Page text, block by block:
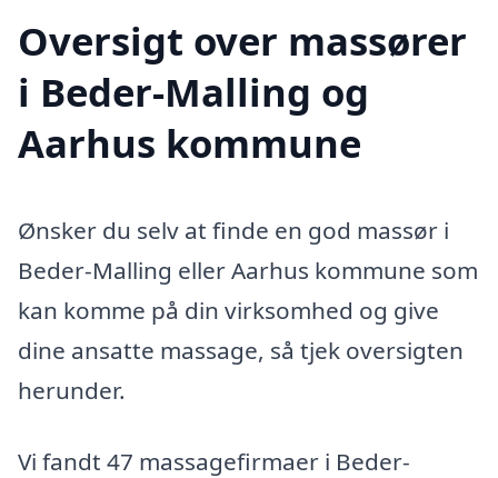
Oversigt over massører
i Beder-Malling og
Aarhus kommune
Ønsker du selv at finde en god massør i
Beder-Malling eller Aarhus kommune som
kan komme på din virksomhed og give
dine ansatte massage, så tjek oversigten
herunder.
Vi fandt 47 massagefirmaer i Beder-